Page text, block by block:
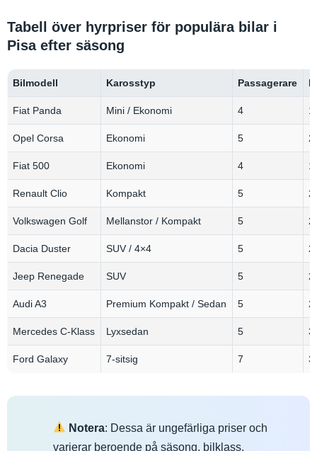
Tabell över hyrpriser för populära bilar i
Pisa efter säsong
Bilmodell Karosstyp Passagerare
Fiat Panda Mini / Ekonomi 4 1
Opel Corsa Ekonomi 5 2
Fiat 500 Ekonomi 4 1
Renault Clio Kompakt 5 2
Volkswagen Golf Mellanstor / Kompakt 5
Dacia Duster SUV / 4×4 5
Jeep Renegade SUV 5 2
Audi A3 Premium Kompakt / Sedan 5
Mercedes C-Klass Lyxsedan 5 3
Ford Galaxy 7-sitsig 7 3
Notera: Dessa är ungefärliga priser och
varierar beroende på säsong, bilklass,